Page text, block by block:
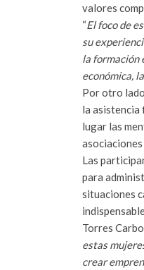
valores
“El foco de
su
la formación
económica,
Por otro
la asistencia
lugar las
Las
para
situaciones
Torres
estas
crear